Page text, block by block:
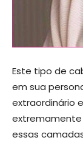
Este tipo de
em sua
extraordinário
extremamente
essas